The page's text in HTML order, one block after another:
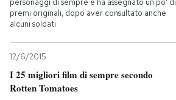
personaggi di sempre e ha assegnato un po' di
premi originali, dopo aver consultato anche
alcuni soldati
12/6/2015
I 25 migliori film di sempre secondo
Rotten Tomatoes